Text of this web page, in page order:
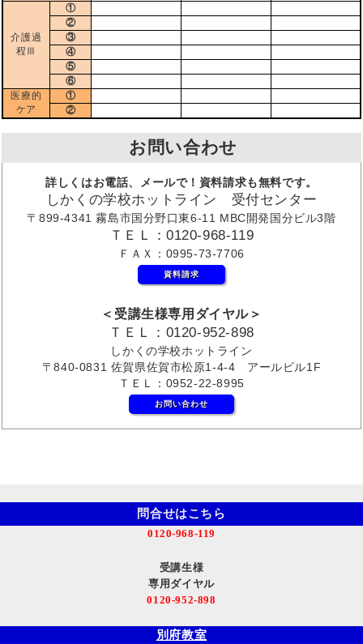
介護過
程Ⅲ
①
②
③
④
⑤
⑥
医療的
ケア
①
②
お問い合わせ
詳しくはお電話、メールで！資料請求も無料です。
しかくの学校ホットライン 受付センター
〒899-4341 霧島市国分野口東6-11 MBC開発国分ビル3階
ＴＥＬ：0120-968-119
ＦＡＸ：0995-73-7706
資料請求
＜受講生様専用ダイヤル＞
ＴＥＬ：0120-952-898
しかくの学校ホットライン
〒840-0831 佐賀県佐賀市松原1-4-4 アールビル1F
ＴＥＬ：0952-22-8995
お問い合わせ
問合せはこちら
0120-968-119
受講生様
専用ダイヤル
0120-952-898
別府教室